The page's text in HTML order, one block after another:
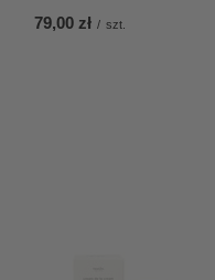
79,00 zł / szt.